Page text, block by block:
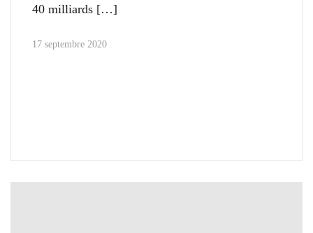
40 milliards
17 septembre 2020